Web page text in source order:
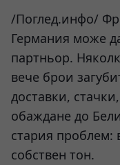
/Поглед.инфо/
Германия може
партньор.
вече брои
доставки,
обаждане до
стария проблем:
собствен тон.